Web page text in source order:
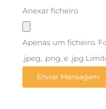
Anexar ficheiro
Apenas um ficheiro.
.jpeg, .png, e .jpg